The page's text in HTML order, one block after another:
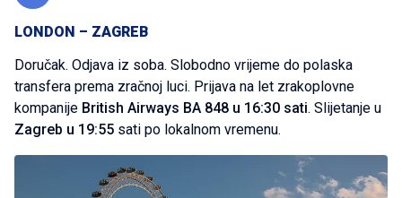
LONDON – ZAGREB
Doručak. Odjava iz soba. Slobodno vrijeme do polaska
transfera prema zračnoj luci. Prijava na let zrakoplovne
kompanije British Airways BA 848 u 16:30 sati. Slijetanje u
Zagreb u 19:55 sati po lokalnom vremenu.